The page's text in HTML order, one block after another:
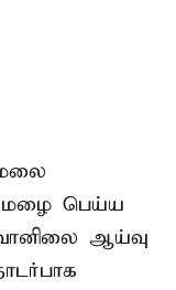
மழை பெய்ய
ஆய்வு